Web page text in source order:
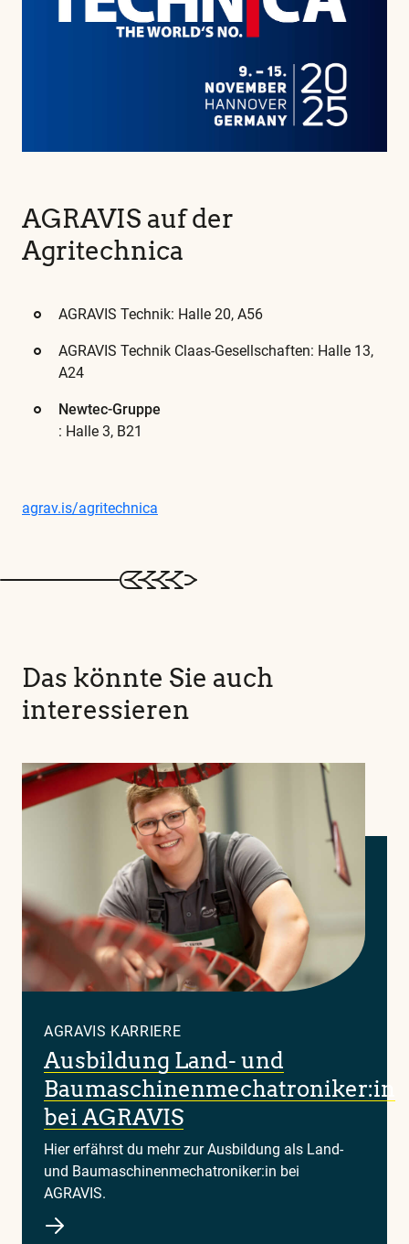
AGRAVIS auf der
Agritechnica
AGRAVIS Technik: Halle 20, A56
AGRAVIS Technik Claas-Gesellschaften: Halle 13,
A24
Newtec-Gruppe
: Halle 3, B21
agrav.is/agritechnica
Das könnte Sie auch
interessieren
AGRAVIS KARRIERE
Ausbildung Land- und
Baumaschinenmechatroniker:in
bei AGRAVIS
Hier erfährst du mehr zur Ausbildung als Land-
und Baumaschinenmechatroniker:in bei
AGRAVIS.